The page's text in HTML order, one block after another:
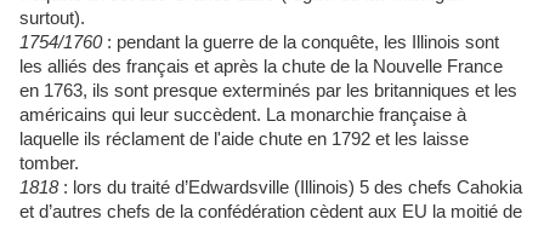
surtout).
1754/1760: pendant la guerre de la conquête, les Illinois sont
les alliés des français et après la chute de la Nouvelle France
en 1763, ils sont presque exterminés par les britanniques et les
américains qui leur succèdent. La monarchie française à
laquelle ils réclament de l'aide chute en 1792 et les laisse
tomber.
1818: lors du traité d’Edwardsville (Illinois) 5 des chefs Cahokia
et d’autres chefs de la confédération cèdent aux EU la moitié de